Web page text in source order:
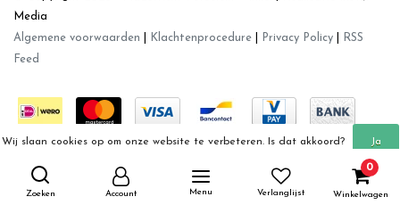
Media
Algemene voorwaarden
Klachtenprocedure Privacy Policy
RSS
Feed
Zoeken Account Menu Verlanglijst
0
Winkelwagen
Wij slaan cookies op om onze website te verbeteren. Is dat akkoord? Ja
Meer over cookies »